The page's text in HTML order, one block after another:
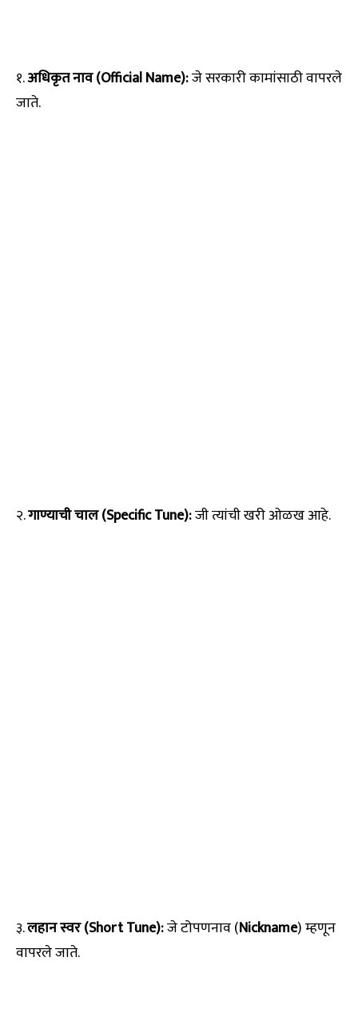
१.अधिकृत नाव (Official Name):जे सरकारी कामांसाठी वापरले
जाते.
२.गाण्याची चाल (Specific Tune):जी त्यांची खरी ओळख आहे.
३.लहान स्वर (Short Tune):जे टोपणनाव (Nickname) म्हणून
वापरले जाते.